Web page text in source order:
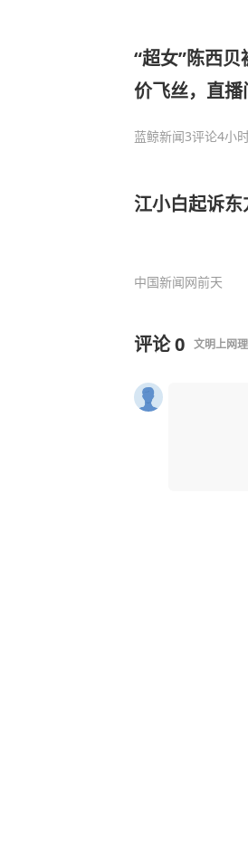
“超女”陈西
价飞丝，直
蓝鲸新闻3评论4小
江小白起诉
中国新闻网前天
评论0 文明上网